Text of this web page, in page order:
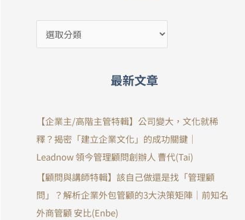
最新文章
【企業主/高階主管特輯】公司變大，文化就稀
釋？揭密「建立企業文化」的成功關鍵｜
Leadnow 領今管理顧問創辦人 曹代(Tai)
【顧問與講師特輯】該自己做還是找「管理顧
問」？解析企業外包管顧的3大決策矩陣｜前知名
外商管顧 安比(Enbe)